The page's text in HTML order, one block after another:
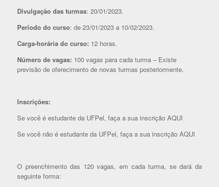
Divulgação das turmas: 20/01/2023.
Período do curso: de 23/01/2023 a 10/02/2023.
Carga-horária do curso: 12 horas.
Número de vagas: 100 vagas para cada turma – Existe
previsão de oferecimento de novas turmas posteriormente.
Inscrições:
Se você é estudante da UFPel, faça a sua inscrição AQUI
Se você não é estudante da UFPel, faça a sua inscrição AQUI
O preenchimento das 120 vagas, em cada turma, se dará da
seguinte forma: